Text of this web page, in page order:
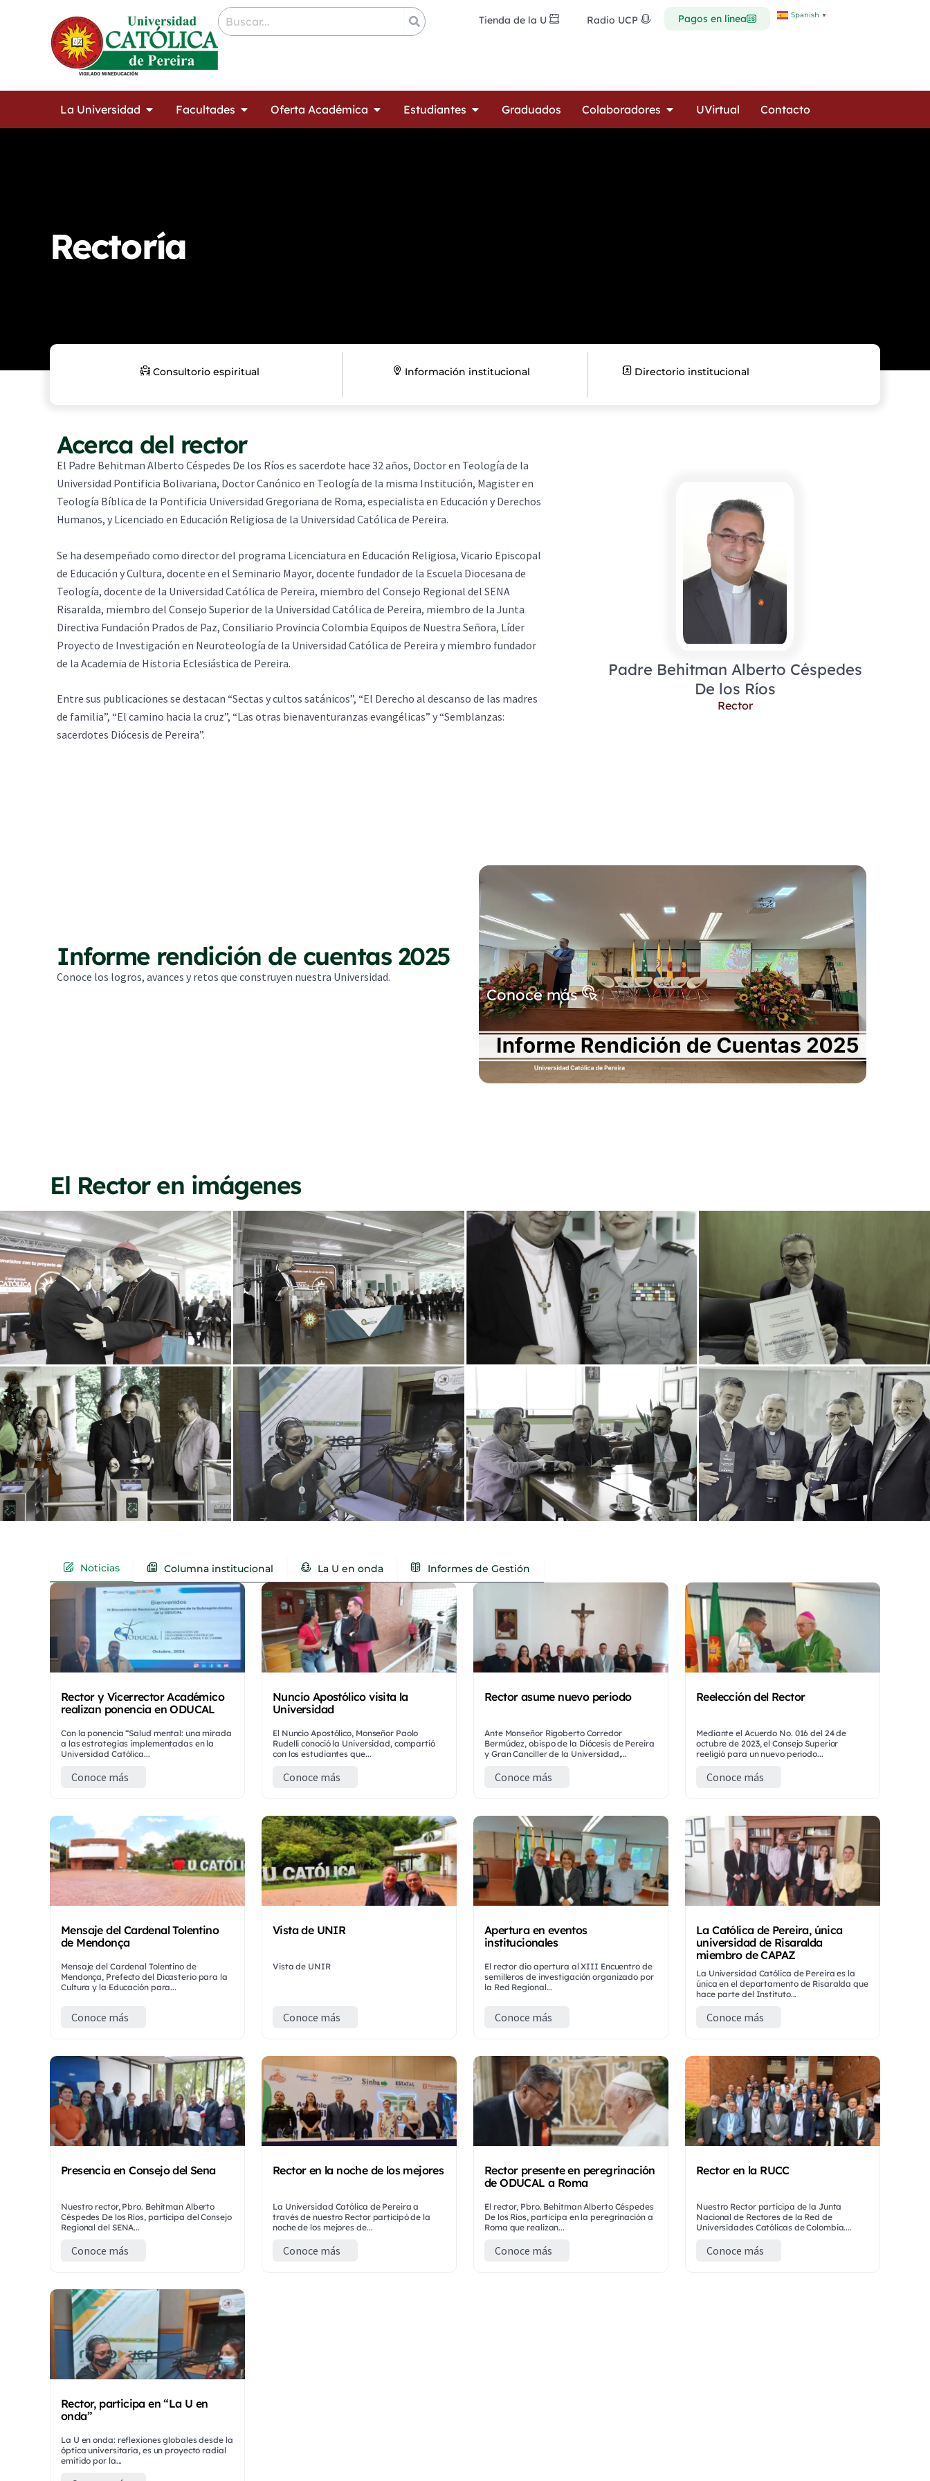
Tienda de la U Radio UCP Pagos en línea Spanish ▼
La Universidad Open La Universidad
Facultades Open Facultades
Oferta Académica Open Oferta Académica
Estudiantes Open Estudiantes
Graduados Colaboradores Open Colaboradores
UVirtual Contacto
Rectoría
Consultorio espiritual Información institucional Directorio institucional
Acerca del rector
El Padre Behitman Alberto Céspedes De los Ríos es sacerdote hace 32 años, Doctor en Teología de la
Universidad Pontificia Bolivariana, Doctor Canónico en Teología de la misma Institución, Magister en
Teología Bíblica de la Pontificia Universidad Gregoriana de Roma, especialista en Educación y Derechos
Humanos, y Licenciado en Educación Religiosa de la Universidad Católica de Pereira.
Se ha desempeñado como director del programa Licenciatura en Educación Religiosa, Vicario Episcopal
de Educación y Cultura, docente en el Seminario Mayor, docente fundador de la Escuela Diocesana de
Teología, docente de la Universidad Católica de Pereira, miembro del Consejo Regional del SENA
Risaralda, miembro del Consejo Superior de la Universidad Católica de Pereira, miembro de la Junta
Directiva Fundación Prados de Paz, Consiliario Provincia Colombia Equipos de Nuestra Señora, Líder
Proyecto de Investigación en Neuroteología de la Universidad Católica de Pereira y miembro fundador
de la Academia de Historia Eclesiástica de Pereira.
Entre sus publicaciones se destacan “Sectas y cultos satánicos”, “El Derecho al descanso de las madres
de familia”, “El camino hacia la cruz”, “Las otras bienaventuranzas evangélicas” y “Semblanzas:
sacerdotes Diócesis de Pereira”.
Padre Behitman Alberto Céspedes
De los Ríos
Rector
Informe rendición de cuentas 2025
Conoce los logros, avances y retos que construyen nuestra Universidad.
Conoce más
El Rector en imágenes
Noticias Columna institucional La U en onda Informes de Gestión
Rector y Vicerrector Académico
realizan ponencia en ODUCAL
Con la ponencia “Salud mental: una mirada
a las estrategias implementadas en la
Universidad Católica...
Conoce más
Nuncio Apostólico visita la
Universidad
El Nuncio Apostólico, Monseñor Paolo
Rudelli conoció la Universidad, compartió
con los estudiantes que...
Conoce más
Rector asume nuevo periodo
Ante Monseñor Rigoberto Corredor
Bermúdez, obispo de la Diócesis de Pereira
y Gran Canciller de la Universidad,...
Conoce más
Reelección del Rector
Mediante el Acuerdo No. 016 del 24 de
octubre de 2023, el Consejo Superior
reeligió para un nuevo periodo...
Conoce más
Mensaje del Cardenal Tolentino
de Mendonça
Mensaje del Cardenal Tolentino de
Mendonça, Prefecto del Dicasterio para la
Cultura y la Educación para...
Conoce más
Vista de UNIR
Vista de UNIR
Conoce más
Apertura en eventos
institucionales
El rector dio apertura al XIII Encuentro de
semilleros de investigación organizado por
la Red Regional...
Conoce más
La Católica de Pereira, única
universidad de Risaralda
miembro de CAPAZ
La Universidad Católica de Pereira es la
única en el departamento de Risaralda que
hace parte del Instituto...
Conoce más
Presencia en Consejo del Sena
Nuestro rector, Pbro. Behitman Alberto
Céspedes De los Ríos, participa del Consejo
Regional del SENA...
Conoce más
Rector en la noche de los mejores
La Universidad Católica de Pereira a
través de nuestro Rector participó de la
noche de los mejores de...
Conoce más
Rector presente en peregrinación
de ODUCAL a Roma
El rector, Pbro. Behitman Alberto Céspedes
De los Ríos, participa en la peregrinación a
Roma que realizan...
Conoce más
Rector en la RUCC
Nuestro Rector participa de la Junta
Nacional de Rectores de la Red de
Universidades Católicas de Colombia....
Conoce más
Rector, participa en “La U en
onda”
La U en onda: reflexiones globales desde la
óptica universitaria, es un proyecto radial
emitido por la...